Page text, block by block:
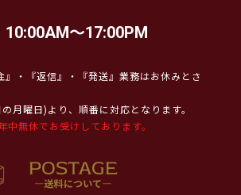
10:00AM～17:00PM
』・『返信』・『発送』業務はお休みとさ
月曜日)より、順番に対応となります。
無休でお受けしております。